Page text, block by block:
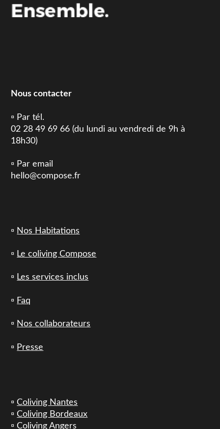
Nous contacter
▫️ Par tél.
02 28 49 69 66 (du lundi au vendredi de 9h à
18h30)
▫️ Par email
hello@compose.fr
▫️ Nos Habitations
▫️ Le coliving Compose
▫️ Les services inclus
▫️ Faq
▫️ Nos collaborateurs
▫️ Presse
▫️Coliving Nantes
▫️Coliving Bordeaux
▫️Coliving Angers